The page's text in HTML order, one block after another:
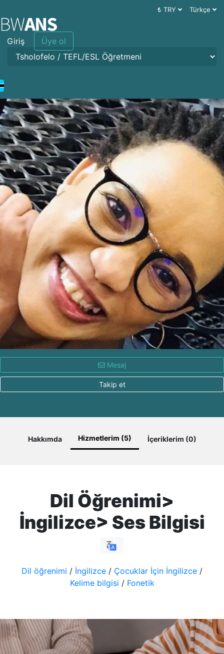
₺ TRY Türkçe
Giriş Üye ol
Mesaj
Takip et
Hakkımda Hizmetlerim (5) İçeriklerim (0)
Dil Öğrenimi>
İngilizce> Ses Bilgisi
Dil öğrenimi / İngilizce / Çocuklar İçin İngilizce /
Kelime bilgisi / Fonetik